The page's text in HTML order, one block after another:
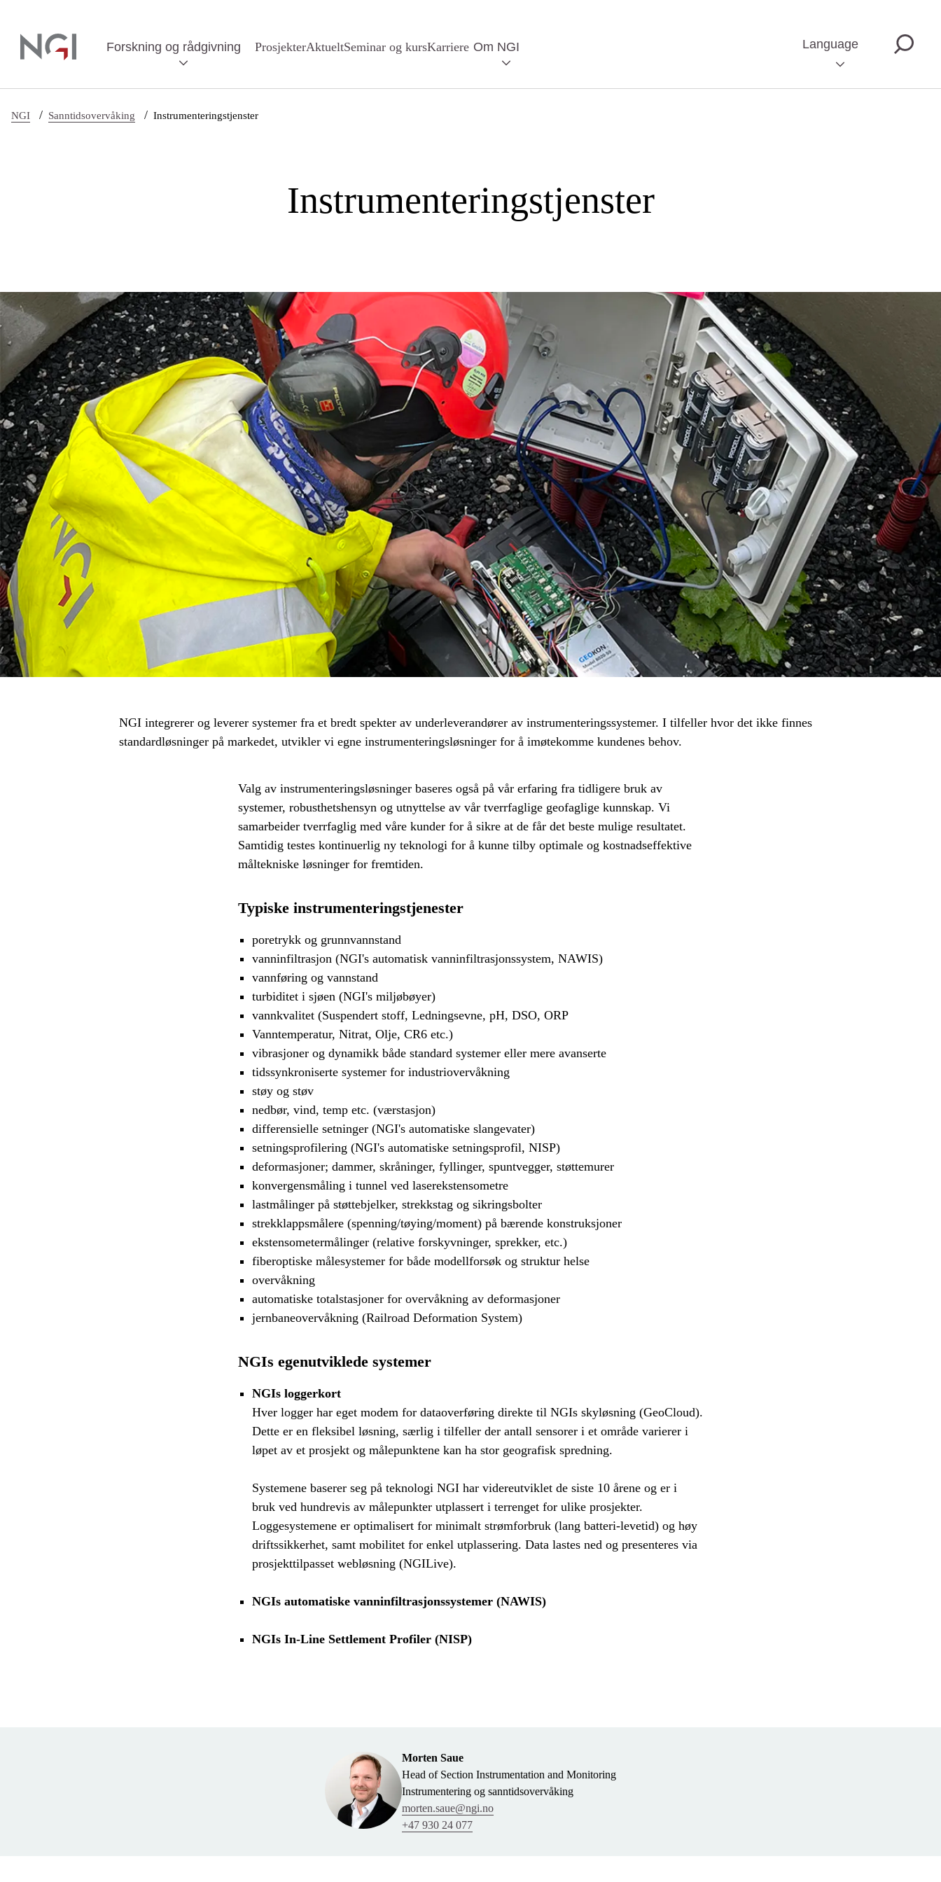
Forskning og rådgivning ProsjekterAktueltSeminar og kursKarriere Om NGI Language
NGI / Sanntidsovervåking / Instrumenteringstjenster
Instrumenteringstjenster
NGI integrerer og leverer systemer fra et bredt spekter av underleverandører av instrumenteringssystemer. I tilfeller hvor det ikke finnes
standardløsninger på markedet, utvikler vi egne instrumenteringsløsninger for å imøtekomme kundenes behov.
Valg av instrumenteringsløsninger baseres også på vår erfaring fra tidligere bruk av
systemer, robusthetshensyn og utnyttelse av vår tverrfaglige geofaglige kunnskap. Vi
samarbeider tverrfaglig med våre kunder for å sikre at de får det beste mulige resultatet.
Samtidig testes kontinuerlig ny teknologi for å kunne tilby optimale og kostnadseffektive
måltekniske løsninger for fremtiden.
Typiske instrumenteringstjenester
poretrykk og grunnvannstand
vanninfiltrasjon (NGI's automatisk vanninfiltrasjonssystem, NAWIS)
vannføring og vannstand
turbiditet i sjøen (NGI's miljøbøyer)
vannkvalitet (Suspendert stoff, Ledningsevne, pH, DSO, ORP
Vanntemperatur, Nitrat, Olje, CR6 etc.)
vibrasjoner og dynamikk både standard systemer eller mere avanserte
tidssynkroniserte systemer for industriovervåkning
støy og støv
nedbør, vind, temp etc. (værstasjon)
differensielle setninger (NGI's automatiske slangevater)
setningsprofilering (NGI's automatiske setningsprofil, NISP)
deformasjoner; dammer, skråninger, fyllinger, spuntvegger, støttemurer
konvergensmåling i tunnel ved laserekstensometre
lastmålinger på støttebjelker, strekkstag og sikringsbolter
strekklappsmålere (spenning/tøying/moment) på bærende konstruksjoner
ekstensometermålinger (relative forskyvninger, sprekker, etc.)
fiberoptiske målesystemer for både modellforsøk og struktur helse
overvåkning
automatiske totalstasjoner for overvåkning av deformasjoner
jernbaneovervåkning (Railroad Deformation System)
NGIs egenutviklede systemer
NGIs loggerkort
Hver logger har eget modem for dataoverføring direkte til NGIs skyløsning (GeoCloud).
Dette er en fleksibel løsning, særlig i tilfeller der antall sensorer i et område varierer i
løpet av et prosjekt og målepunktene kan ha stor geografisk spredning.
Systemene baserer seg på teknologi NGI har videreutviklet de siste 10 årene og er i
bruk ved hundrevis av målepunkter utplassert i terrenget for ulike prosjekter.
Loggesystemene er optimalisert for minimalt strømforbruk (lang batteri-levetid) og høy
driftssikkerhet, samt mobilitet for enkel utplassering. Data lastes ned og presenteres via
prosjekttilpasset webløsning (NGILive).
NGIs automatiske vanninfiltrasjonssystemer (NAWIS)
NGIs In-Line Settlement Profiler (NISP)
Morten Saue
Head of Section Instrumentation and Monitoring
Instrumentering og sanntidsovervåking
morten.saue@ngi.no
+47 930 24 077